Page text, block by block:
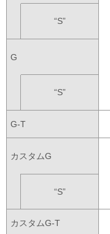
“S”
G
“S”
G-T
カスタムG
“S”
カスタムG-T